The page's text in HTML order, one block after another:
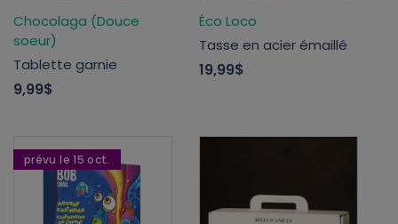
Chocolaga (Douce
soeur)
Tablette garnie
9,99$
Éco Loco
Tasse en acier émaillé
19,99$
prévu le 15 oct.